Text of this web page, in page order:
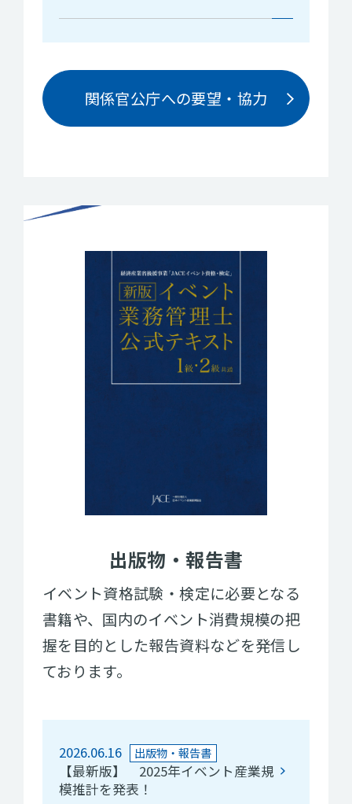
関係官公庁への要望・協力
出版物・報告書
イベント資格試験・検定に必要となる
書籍や、国内のイベント消費規模の把
握を目的とした報告資料などを発信し
ております。
2026.06.16 出版物・報告書
【最新版】 2025年イベント産業規
模推計を発表！